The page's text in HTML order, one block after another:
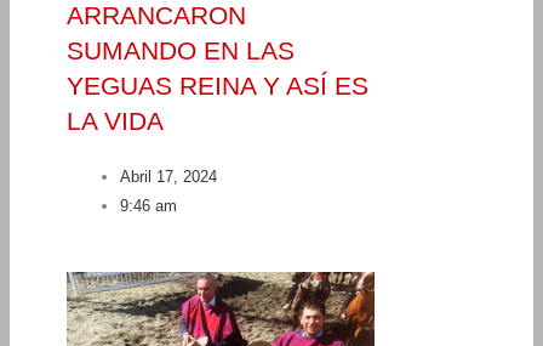
ARRANCARON
SUMANDO EN LAS
YEGUAS REINA Y ASÍ ES
LA VIDA
Abril 17, 2024
9:46 am